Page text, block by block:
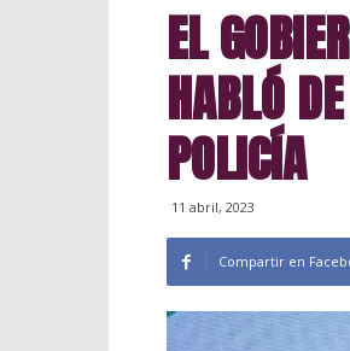
EL
HABLÓ
POLICÍA
11 abril, 2023
Compartir en